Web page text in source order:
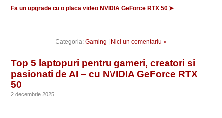
Fa un upgrade cu o placa video NVIDIA GeForce RTX 50 ➤
Categoria: Gaming Nici un comentariu »
Top 5 laptopuri pentru gameri, creatori si
pasionati de AI – cu NVIDIA GeForce RTX
50
2 decembrie 2025